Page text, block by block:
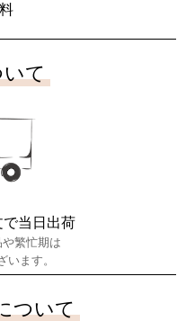
て
で当日出荷
繁忙期は
います。
ついて